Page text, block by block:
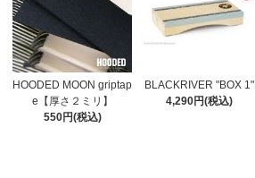
HOODED MOON griptap
e【厚さ２ミリ】
550円(税込)
BLACKRIVER "BOX 1"
4,290円(税込)